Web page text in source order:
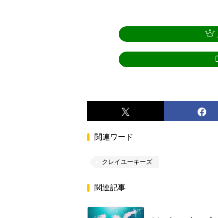
関連ワード
クレイユーキーズ
関連記事